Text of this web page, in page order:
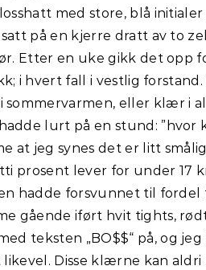
med store, blå
på en kjerre dratt av to
Etter en uke gikk det opp
i hvert fall i vestlig
sommervarmen, eller klær i
lurt på en stund:
at jeg synes det er litt
prosent lever for under 17
hadde forsvunnet til fordel
gående iført hvit tights,
teksten „BO$$“ på, og
Disse klærne kan